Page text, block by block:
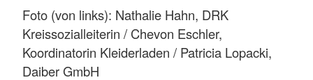
Foto (von links): Nathalie Hahn, DRK
Kreissozialleiterin / Chevon Eschler,
Koordinatorin Kleiderladen / Patricia Lopacki,
Daiber GmbH